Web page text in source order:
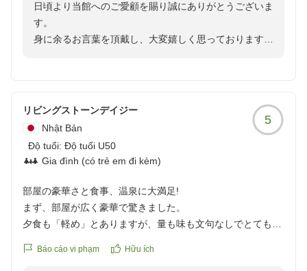
日頃より当館へのご愛顧を賜り誠にありがとうございま
す。
身に余るお言葉を頂戴し、大変嬉しく思っております。
感にも細心の注意を払いまして維持をして参ります。
また機会がございましたら、別府温泉へお立ち寄りくだ
さいませ。再度当館をご利用頂けましたら幸いでござい
ます。
リビングストーンデイジー
Nhật Bản
Độ tuổi: Độ tuổi U50
Gia đình (có trẻ em đi kèm)
5
部屋の豪華さと食事、温泉に大満足!
まず、部屋が広く豪華で驚きました。
夕食も「軽め」とありますが、量も味も文句なしでとても美
温泉も泉質がよく、お肌もツルツルになります。
Báo cáo vi phạm Hữu ích